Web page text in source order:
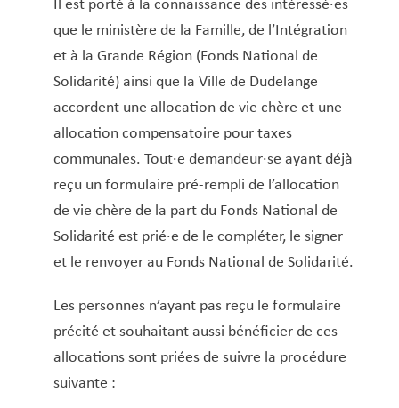
Musée municipal
Service national de la jeunesse (SNJ) – Antenne
locale
Service écologique – Maison verte
Subsides et aides en matière d’environnement
Vélo
Zones 20 & 30
Réserve naturelle Haard
Sentier narratif (Lauschterwee)
Urban Garden NeiSchmelz
Service logement
Pacte Logement 2.0
PAG (Plan d’Aménagement Général)
PAP QE (Plan d’Aménagement Particulier « Quartiers
Existants »)
PAP NQ (Plan d’Aménagement Particulier « Nouveau
Quartier »)
PAP approuvés
PAG/PAP QE – Modifications ponctuelles
PAP QE
Shared space
Autorisation parentale
Carte d’identité luxembourgeoise
Casier judiciaire (extrait)
Castration/stérilisation chiens et chats
Certificat d’année de construction d’un
logement
Certificat d’inscription aux listes électorales
Certificat de nationalité
Certificat de résidence
Certificat de vie
Changement d’adresse
Chèque-service accueil
Chiens (déclaration et récépissé)
Il est porté à la connaissance des intéressé·es
que le ministère de la Famille, de l’Intégration
et à la Grande Région (Fonds National de
Solidarité) ainsi que la Ville de Dudelange
accordent une allocation de vie chère et une
allocation compensatoire pour taxes
communales. Tout·e demandeur·se ayant déjà
reçu un formulaire pré-rempli de l’allocation
de vie chère de la part du Fonds National de
Solidarité est prié·e de le compléter, le signer
et le renvoyer au Fonds National de Solidarité.
Les personnes n’ayant pas reçu le formulaire
précité et souhaitant aussi bénéficier de ces
allocations sont priées de suivre la procédure
suivante :